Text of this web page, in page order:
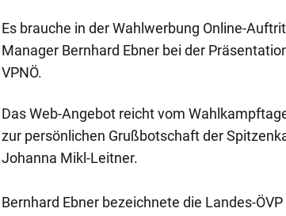
Es brauche in der Wahlwerbung Online-
Manager Bernhard Ebner bei der
VPNÖ.
Das Web-Angebot reicht vom
zur persönlichen Grußbotschaft der
Johanna Mikl-Leitner.
Bernhard Ebner bezeichnete die Landes-